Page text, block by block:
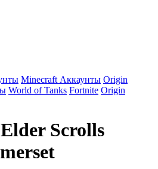
Minecraft Аккаунты Origin
World of Tanks Fortnite Origin
Scrolls